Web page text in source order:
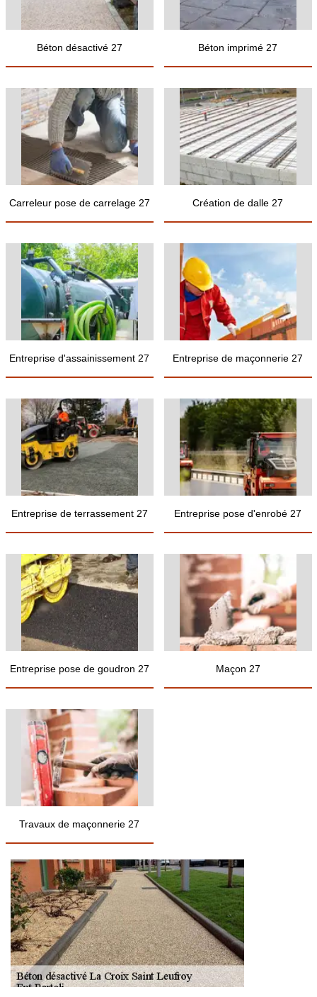
Béton désactivé 27 Béton imprimé 27
Carreleur pose de carrelage 27 Création de dalle 27
Entreprise d'assainissement 27 Entreprise de maçonnerie 27
Entreprise de terrassement 27 Entreprise pose d'enrobé 27
Entreprise pose de goudron 27 Maçon 27
Travaux de maçonnerie 27